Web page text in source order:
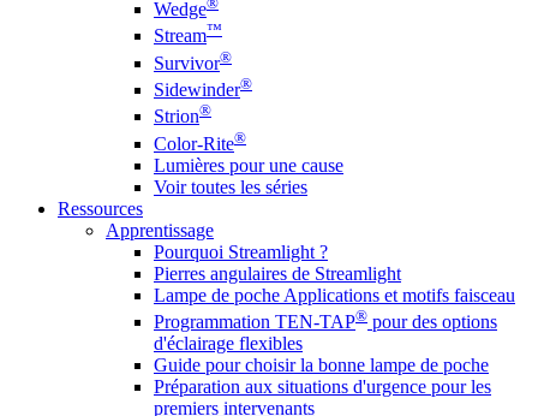
Wedge
Stream™
Survivor®
Sidewinder®
Strion®
Color-Rite®
Lumières pour une cause
Voir toutes les séries
Ressources
Apprentissage
Pourquoi Streamlight ?
Pierres angulaires de Streamlight
Lampe de poche Applications et motifs faisceau
Programmation TEN-TAP® pour des options
d'éclairage flexibles
Guide pour choisir la bonne lampe de poche
Préparation aux situations d'urgence pour les
premiers intervenants